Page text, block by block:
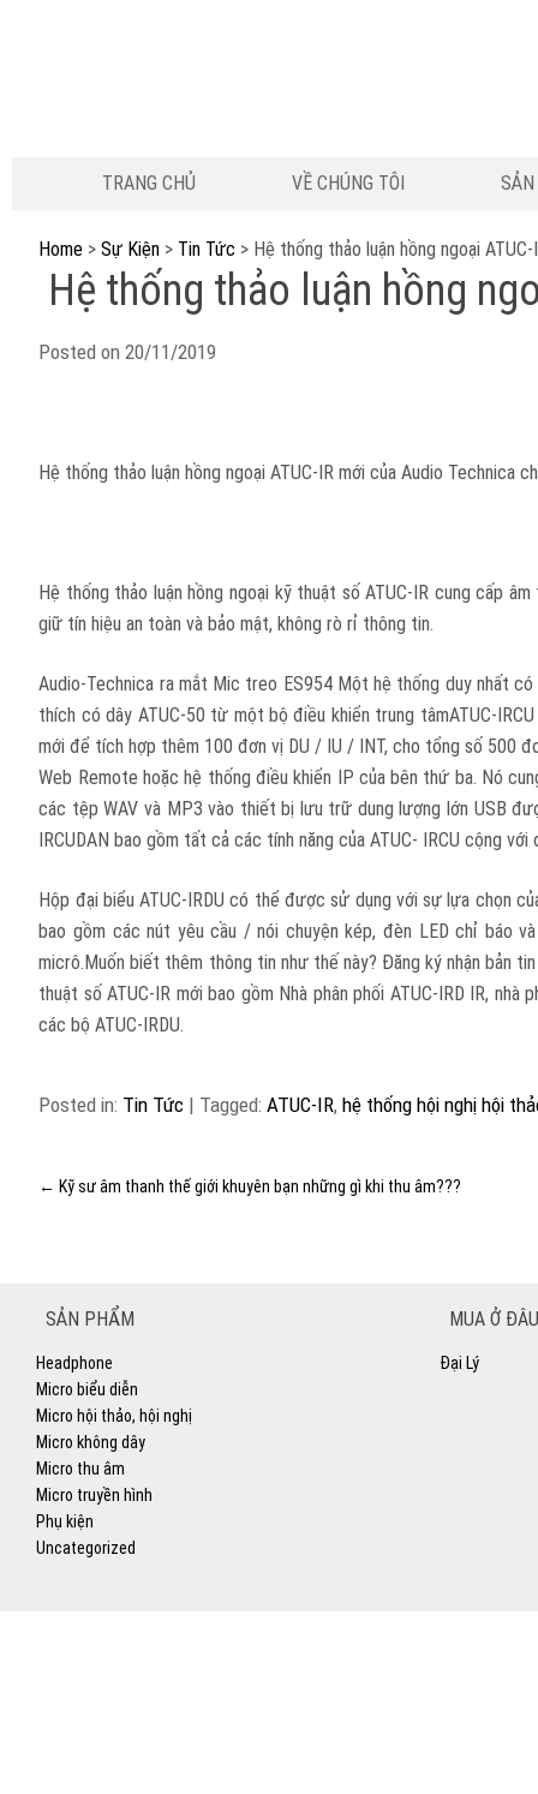
TRANG CHỦ VỀ CHÚNG TÔI
Home >Sự Kiện > Tin Tức > Hệ thống thảo luận hồng ngoại
Hệ thống thảo luận hồng
Posted on20/11/2019
Hệ thống thảo luận hồng ngoại ATUC-IR mới của Audio Technica
Hệ thống thảo luận hồng ngoại kỹ thuật số ATUC-IR cung cấp
giữ tín hiệu an toàn và bảo mật, không rò rỉ thông tin.
Audio-Technica ra mắt Mic treo ES954 Một hệ thống duy nhất
thích có dây ATUC-50 từ một bộ điều khiển trung tâmATUC-
mới để tích hợp thêm 100 đơn vị DU / IU / INT, cho tổng số 500
Web Remote hoặc hệ thống điều khiển IP của bên thứ ba. Nó
các tệp WAV và MP3 vào thiết bị lưu trữ dung lượng lớn USB
IRCUDAN bao gồm tất cả các tính năng của ATUC- IRCU cộng
Hộp đại biểu ATUC-IRDU có thể được sử dụng với sự lựa chọn
bao gồm các nút yêu cầu / nói chuyện kép, đèn LED chỉ báo
micrô.Muốn biết thêm thông tin như thế này? Đăng ký nhận bản
thuật số ATUC-IR mới bao gồm Nhà phân phối ATUC-IRD IR,
các bộ ATUC-IRDU.
Posted in: Tin Tức | Tagged:ATUC-IR,hệ thống hội nghị hội
← Kỹ sư âm thanh thế giới khuyên bạn những gì khi thu âm???
SẢN PHẨM
Headphone
Micro biểu diễn
Micro hội thảo, hội nghị
Micro không dây
Micro thu âm
Micro truyền hình
Phụ kiện
Uncategorized
MUA Ở
Đại Lý